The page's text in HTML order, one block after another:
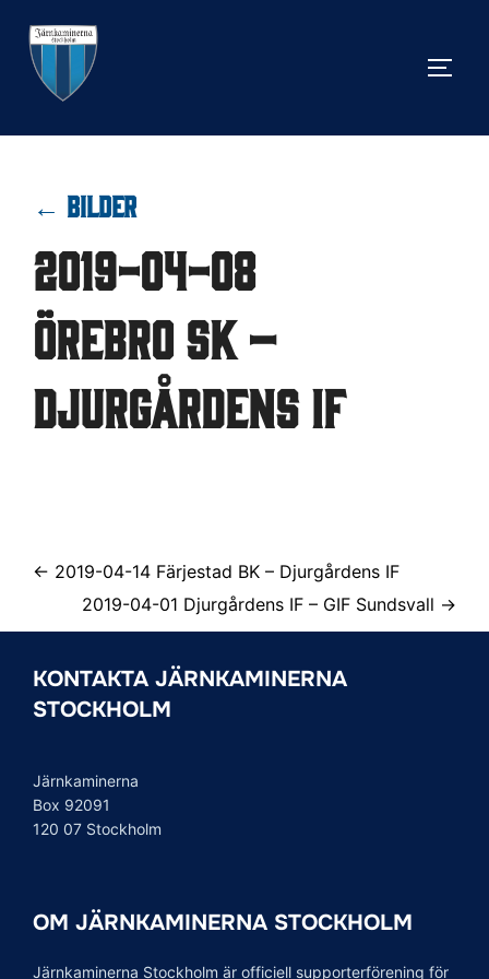
innehåll
← BILDER
2019-04-08
Örebro SK –
Djurgårdens IF
← 2019-04-14 Färjestad BK – Djurgårdens IF
2019-04-01 Djurgårdens IF – GIF Sundsvall →
KONTAKTA JÄRNKAMINERNA
STOCKHOLM
Järnkaminerna
Box 92091
120 07 Stockholm
OM JÄRNKAMINERNA STOCKHOLM
Järnkaminerna Stockholm är officiell supporterförening för